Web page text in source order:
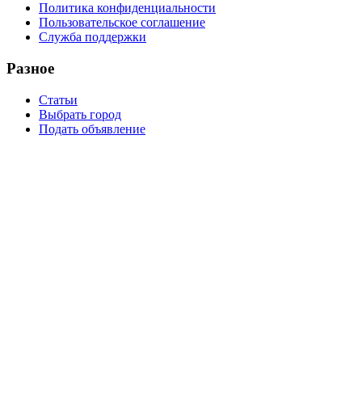
Политика конфиденциальности
Пользовательское соглашение
Служба поддержки
Разное
Статьи
Выбрать город
Подать объявление